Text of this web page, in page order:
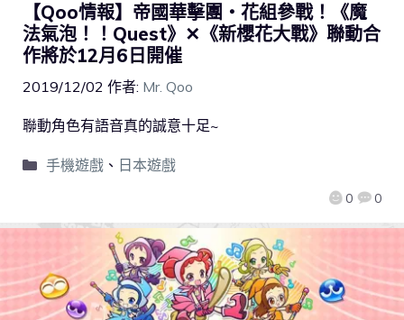
【Qoo情報】帝國華擊團・花組參戰！《魔
法氣泡！！Quest》✕《新櫻花大戰》聯動合
作將於12月6日開催
2019/12/02 作者: Mr. Qoo
0 0
聯動角色有語音真的誠意十足~
手機遊戲、 日本遊戲